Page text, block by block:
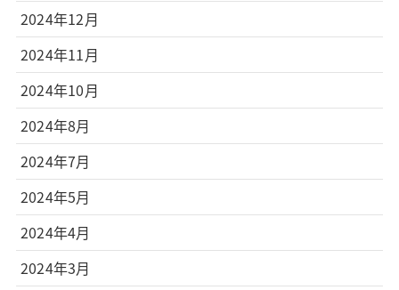
2024年12月
2024年11月
2024年10月
2024年8月
2024年7月
2024年5月
2024年4月
2024年3月